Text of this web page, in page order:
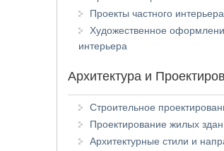
Проекты частного интерьера
Художественное
интерьера
Архитектура и
Строительное
Проектирование жилых
Архитектурные стили и